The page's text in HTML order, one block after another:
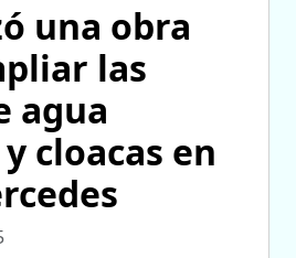
una obra
las
agua
cloacas en